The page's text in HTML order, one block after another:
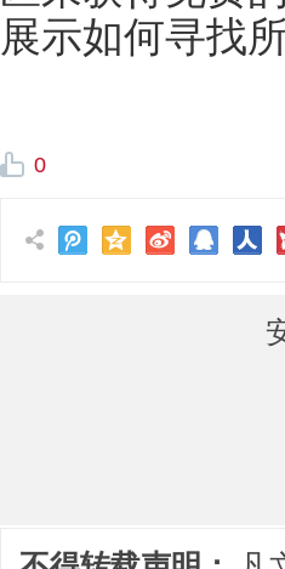
展示如何寻找
0